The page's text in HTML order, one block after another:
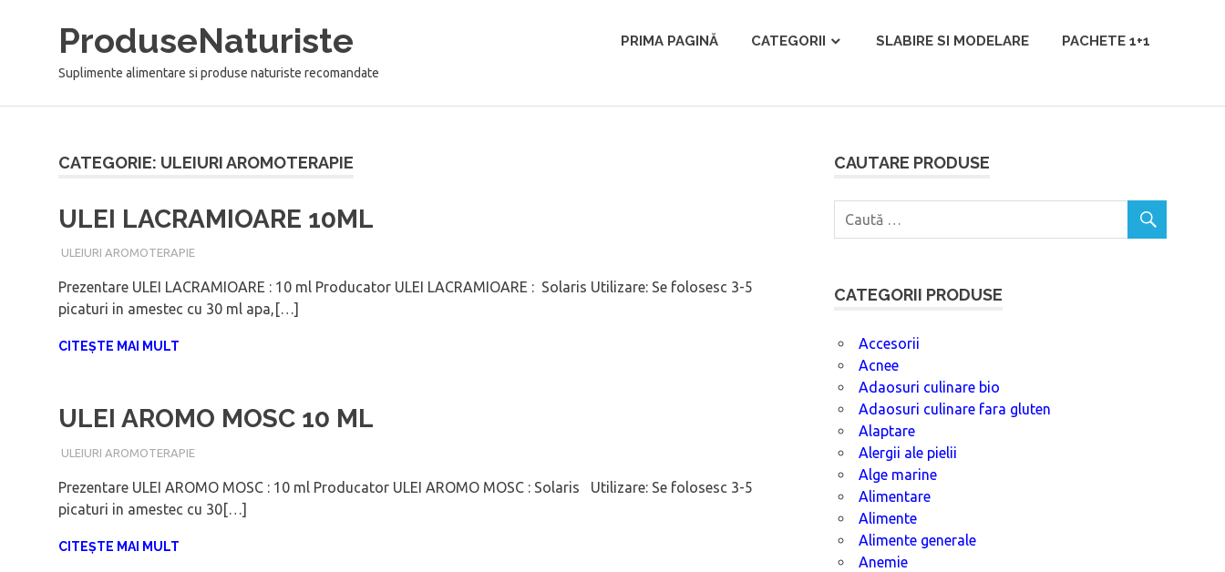
ProduseNaturiste
Suplimente alimentare si produse naturiste recomandate
PRIMA PAGINĂ CATEGORII SLABIRE SI MODELARE PACHETE 1+1
CATEGORIE: ULEIURI AROMOTERAPIE
ULEI LACRAMIOARE 10ML
IANUARIE 6, 2018
ADMIN
ULEIURI AROMOTERAPIE
Prezentare ULEI LACRAMIOARE : 10 ml Producator ULEI LACRAMIOARE : Solaris Utilizare: Se folosesc 3-5
picaturi in amestec cu 30 ml apa,[…]
CITEȘTE MAI MULT
ULEI AROMO MOSC 10 ML
IANUARIE 6, 2018
ADMIN
ULEIURI AROMOTERAPIE
Prezentare ULEI AROMO MOSC : 10 ml Producator ULEI AROMO MOSC : Solaris Utilizare: Se folosesc 3-5
picaturi in amestec cu 30[…]
CITEȘTE MAI MULT
CAUTARE PRODUSE
CATEGORII PRODUSE
Accesorii
Acnee
Adaosuri culinare bio
Adaosuri culinare fara gluten
Alaptare
Alergii ale pielii
Alge marine
Alimentare
Alimente
Alimente generale
Anemie